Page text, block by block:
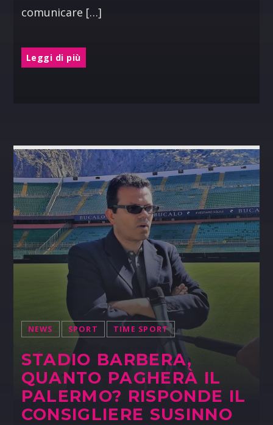
comunicare […]
Leggi di più
NEWS SPORT TIME SPORT
STADIO BARBERA,
QUANTO PAGHERÀ IL
PALERMO? RISPONDE IL
CONSIGLIERE SUSINNO